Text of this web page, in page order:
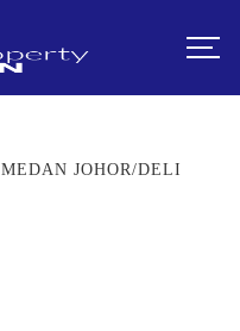
JOHOR/DELI